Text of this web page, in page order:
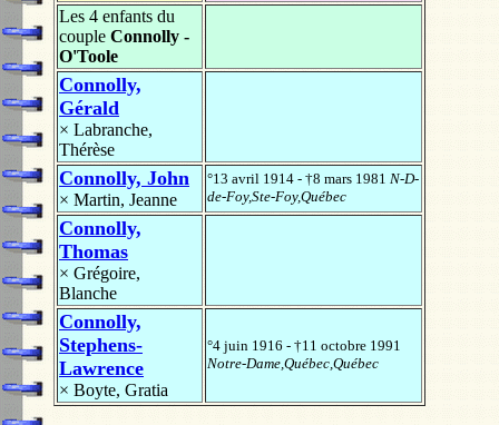
Les 4 enfants du
couple Connolly -
O'Toole
Connolly,
Gérald
× Labranche,
Thérèse
Connolly, John
× Martin, Jeanne
°13 avril 1914 - †8 mars 1981 N-D-
de-Foy,Ste-Foy,Québec
Connolly,
Thomas
× Grégoire,
Blanche
Connolly,
Stephens-
Lawrence
× Boyte, Gratia
°4 juin 1916 - †11 octobre 1991
Notre-Dame,Québec,Québec